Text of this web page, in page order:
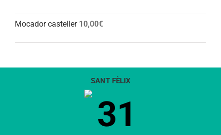
Mocador casteller 10,00€
SANT FÈLIX
31